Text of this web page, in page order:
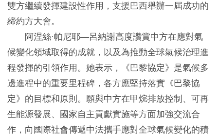
雙方繼續發揮建設性作用，支援巴西舉辦一屆成功的
締約方大會。
阿涅絲·帕尼耶—呂納謝高度讚賞中方在應對氣
候變化領域取得的成就，以及為推動全球氣候治理進
程發揮的引領作用。她表示，《巴黎協定》是氣候多
邊進程中的重要里程碑，各方應堅持落實《巴黎協
定》的目標和原則。願與中方在甲烷排放控制、可再
生能源發展、國家自主貢獻實施等方面加強交流合
作，向國際社會傳遞中法攜手應對全球氣候變化的積